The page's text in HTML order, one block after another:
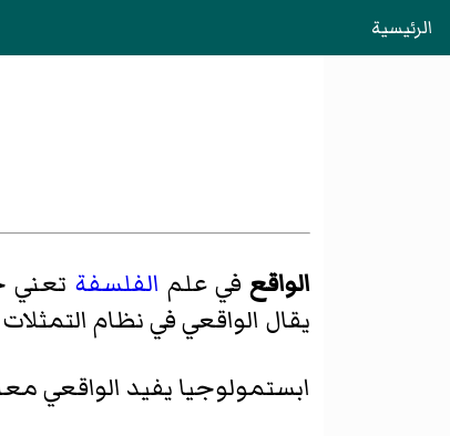
الرئيسية
الواقع في علم الفلسفة تعني
يقال الواقعي في نظام
ابستمولوجيا يفيد الواقعي